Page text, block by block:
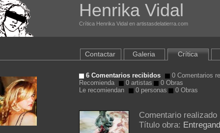
Henrika Vidal
Crítica Henrika Vidal en artistasdelatierra.com
Contactar Galeria Crítica
6 Comentarios recibidos
0 Comentarios
Recomienda
0 artistas
0 Obras
Le recomiendan
0 personas 0 Obras
Comentario
Título obra: